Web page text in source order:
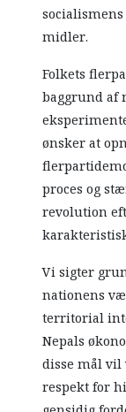
midler.
Folkets
baggrund af
ønsker at
proces og
revolution
Vi sigter
nationens
territorial
Nepals
disse mål
respekt for